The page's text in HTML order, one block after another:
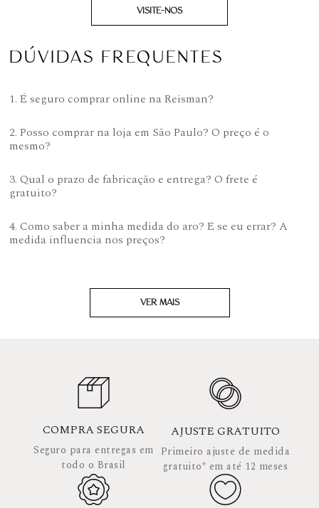
VISITE-NOS
DÚVIDAS FREQUENTES
1. É seguro comprar online na Reisman?
2. Posso comprar na loja em São Paulo? O preço é o
mesmo?
3. Qual o prazo de fabricação e entrega? O frete é
gratuito?
4. Como saber a minha medida do aro? E se eu errar? A
medida influencia nos preços?
VER MAIS
COMPRA SEGURA
Seguro para entregas em
todo o Brasil
AJUSTE GRATUITO
Primeiro ajuste de medida
gratuito* em até 12 meses